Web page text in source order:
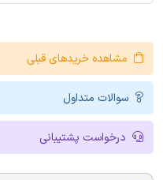
مشاهده خریدهای قبلی
سوالات متداول
درخواست پشتیبانی